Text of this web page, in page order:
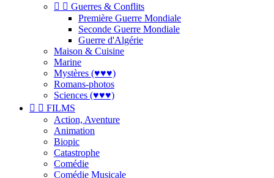
  Guerres & Conflits
Première Guerre Mondiale
Seconde Guerre Mondiale
Guerre d'Algérie
Maison & Cuisine
Marine
Mystères (♥♥♥)
Romans-photos
Sciences (♥♥♥)
  FILMS
Action, Aventure
Animation
Biopic
Catastrophe
Comédie
Comédie Musicale